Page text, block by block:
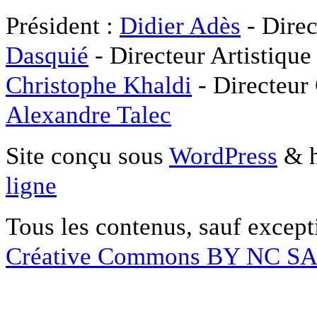
Président : Didier Adès -
Dasquié - Directeur
Christophe Khaldi -
Alexandre Talec
Site conçu sous WordPress &
ligne
Tous les contenus, sauf
Créative Commons BY NC SA